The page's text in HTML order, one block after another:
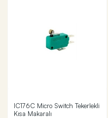
IC176C Micro Switch Tekerlekli
Kısa Makaralı